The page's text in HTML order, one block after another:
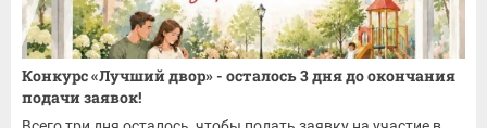
Конкурс «Лучший двор» - осталось 3 дня до окончания
подачи заявок!